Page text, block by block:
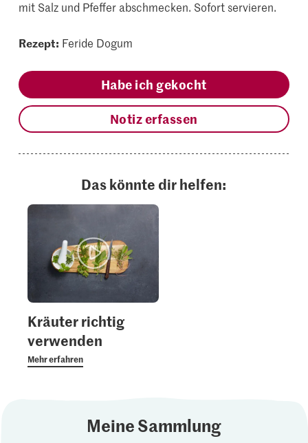
mit Salz und Pfeffer abschmecken. Sofort servieren.
Rezept: Feride Dogum
Habe ich gekocht
Notiz erfassen
Das könnte dir helfen:
Kräuter richtig
verwenden
Mehr erfahren
Meine Sammlung